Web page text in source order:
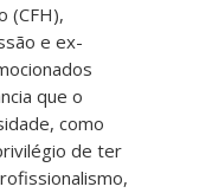
(CFH),
e ex-
que o
como
de ter